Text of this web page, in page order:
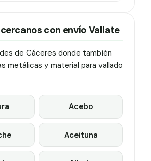
con envío Vallate
de Cáceres donde también
metálicas y material para vallado
Acebo
Aceituna